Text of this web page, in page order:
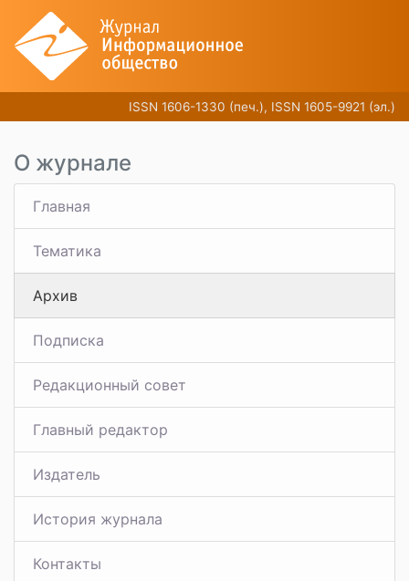
ISSN 1606-1330 (печ.), ISSN 1605-9921 (эл.)
О журнале
Главная
Тематика
Архив
Подписка
Редакционный совет
Главный редактор
Издатель
История журнала
Контакты